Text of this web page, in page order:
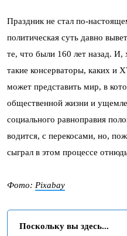
Праздник не стал по-
политическая суть давно
те, что были 160 лет назад. И,
такие консерваторы, каких и
может представить мир, в
общественной жизни и
социального равноправия
водится, с перекосами, но,
сыграл в этом процессе
Фото: Pixabay
Поскольку вы здесь...